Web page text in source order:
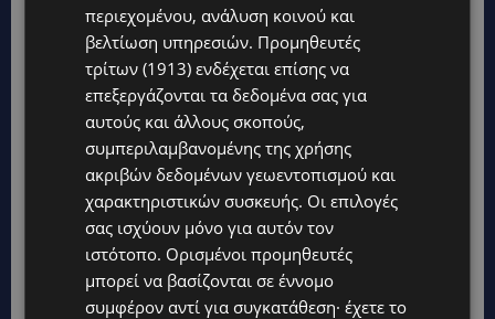
Topics
UPDATES
περιεχομένου, ανάλυση κοινού και
βελτίωση υπηρεσιών. Προμηθευτές
τρίτων (1913) ενδέχεται επίσης να
επεξεργάζονται τα δεδομένα σας για
αυτούς και άλλους σκοπούς,
συμπεριλαμβανομένης της χρήσης
ακριβών δεδομένων γεωεντοπισμού και
χαρακτηριστικών συσκευής. Οι επιλογές
σας ισχύουν μόνο για αυτόν τον
ιστότοπο. Ορισμένοι προμηθευτές
μπορεί να βασίζονται σε έννομο
συμφέρον αντί για συγκατάθεση· έχετε το